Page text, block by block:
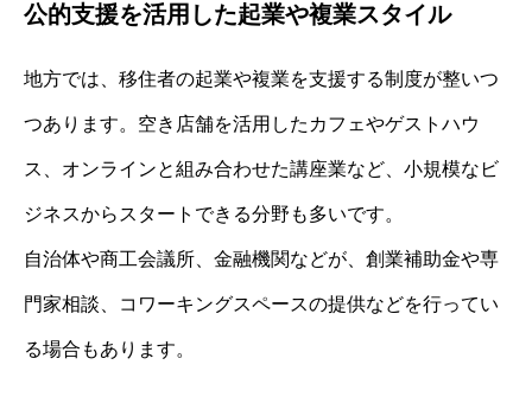
公的支援を活用した起業や複業スタイル
地方では、移住者の起業や複業を支援する制度が整いつ
つあります。空き店舗を活用したカフェやゲストハウ
ス、オンラインと組み合わせた講座業など、小規模なビ
ジネスからスタートできる分野も多いです。
自治体や商工会議所、金融機関などが、創業補助金や専
門家相談、コワーキングスペースの提供などを行ってい
る場合もあります。